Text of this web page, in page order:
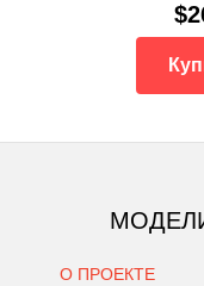
О ПРОЕКТЕ